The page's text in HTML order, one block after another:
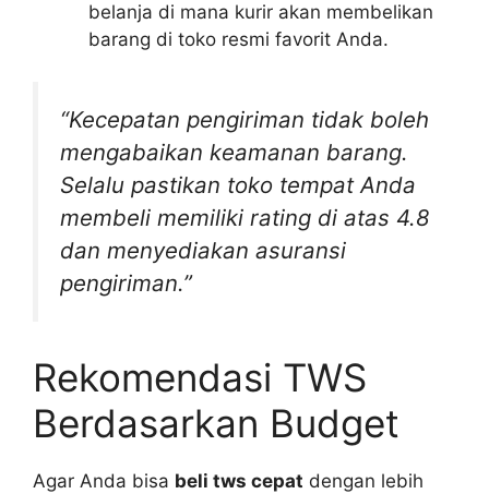
belanja di mana kurir akan membelikan
barang di toko resmi favorit Anda.
“Kecepatan pengiriman tidak boleh
mengabaikan keamanan barang.
Selalu pastikan toko tempat Anda
membeli memiliki rating di atas 4.8
dan menyediakan asuransi
pengiriman.”
Rekomendasi TWS
Berdasarkan Budget
Agar Anda bisa beli tws cepat dengan lebih